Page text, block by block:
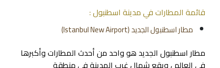
قائمة المطارات في مدينة اسطنبول :
مطار اسطنبول الجديد (Istanbul New Airport)
مطار اسطنبول الجديد هو واحد من أحدث المطارات وأكبرها
في العالم ، ويقع شمال غرب المدينة في منطقة